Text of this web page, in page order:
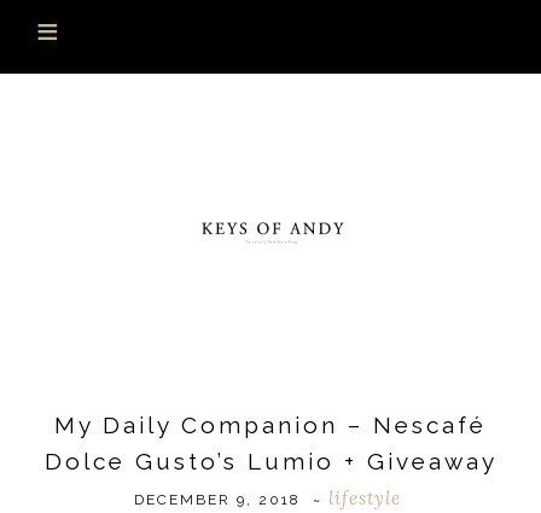
My Daily Companion – Nescafé
Dolce Gusto’s Lumio + Giveaway
DECEMBER 9, 2018 ~ lifestyle